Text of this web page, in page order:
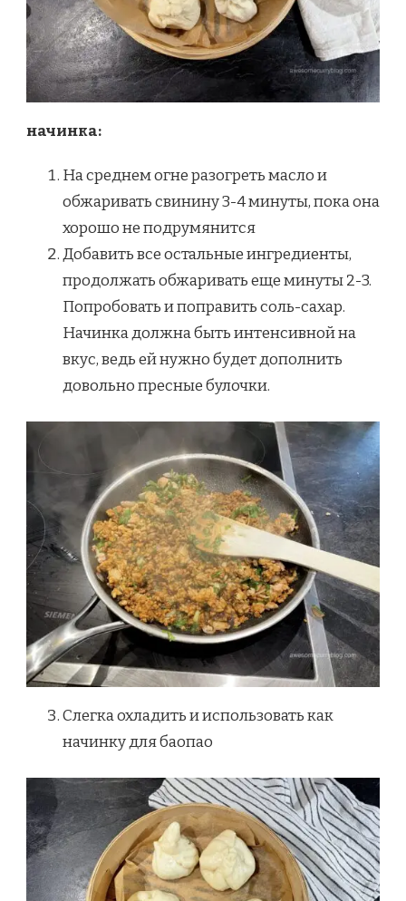
начинка:
На среднем огне разогреть масло и
обжаривать свинину 3-4 минуты, пока она
хорошо не подрумянится
Добавить все остальные ингредиенты,
продолжать обжаривать еще минуты 2-3.
Попробовать и поправить соль-сахар.
Начинка должна быть интенсивной на
вкус, ведь ей нужно будет дополнить
довольно пресные булочки.
Слегка охладить и использовать как
начинку для баопао